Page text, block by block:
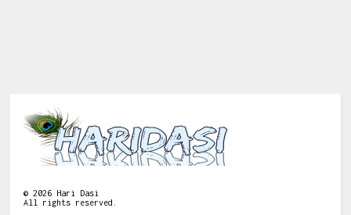
©2026 Hari Dasi
All rights reserved.